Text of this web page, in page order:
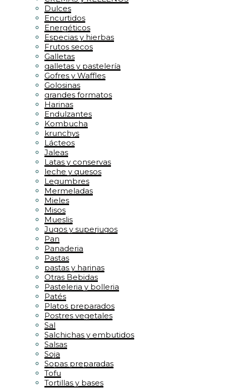
Dulces
Encurtidos
Energéticos
Especias y hierbas
Frutos secos
Galletas
galletas y pastelería
Gofres y Waffles
Golosinas
grandes formatos
Harinas
Endulzantes
Kombucha
krunchys
Lácteos
Jaleas
Latas y conservas
leche y quesos
Legumbres
Mermeladas
Mieles
Misos
Mueslis
Jugos y superjugos
Pan
Panaderia
Pastas
pastas y harinas
Otras Bebidas
Pasteleria y bolleria
Patés
Platos preparados
Postres vegetales
Sal
Salchichas y embutidos
Salsas
Soja
Sopas preparadas
Tofu
Tortillas y bases